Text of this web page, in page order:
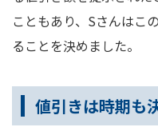
こともあり、Sさんはこ
ることを決めました。
値引きは時期も